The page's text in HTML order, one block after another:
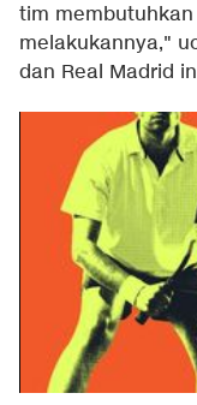
tim
melakukannya,"
dan Real Madrid